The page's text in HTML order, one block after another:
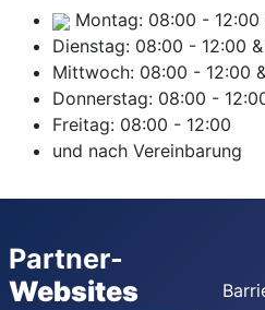
Montag: 08:00 - 12:00
Dienstag: 08:00 - 12:00 &
Mittwoch: 08:00 - 12:00
Donnerstag: 08:00 -
Freitag: 08:00 - 12:00
und nach Vereinbarung
Partner-
Websites